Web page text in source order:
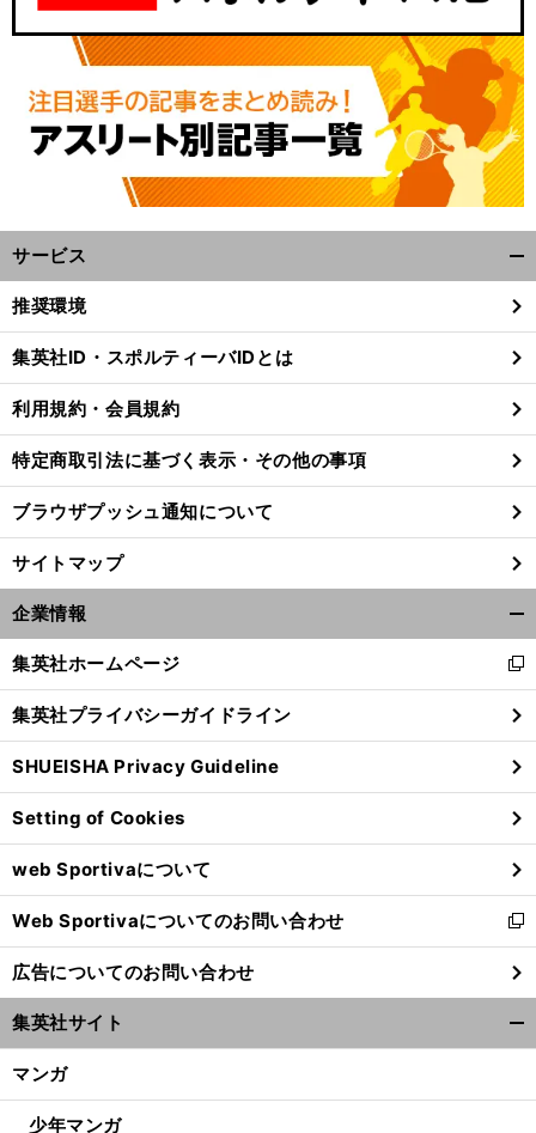
サービス
閉
る
推奨環境
集英社ID・スポルティーバIDとは
利用規約・会員規約
特定商取引法に基づく表示・その他の事項
ブラウザプッシュ通知について
サイトマップ
企業情報
閉
る
集英社ホームページ
新
し
い
ウ
ィ
ン
ド
ウ
で
開
く
集英社プライバシーガイドライン
SHUEISHA Privacy Guideline
Setting of Cookies
web Sportivaについて
Web Sportivaについてのお問い合わせ
新
し
い
ウ
ィ
ン
ウ
広告についてのお問い合わせ
集英社サイト
マンガ
少年マンガ